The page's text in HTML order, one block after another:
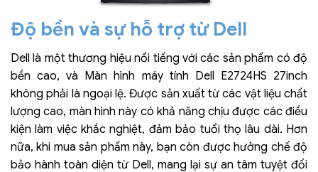
Độ bền và sự hỗ trợ từ Dell
Dell là một thương hiệu nổi tiếng với các sản phẩm có độ
bền cao, và Màn hình máy tính Dell E2724HS 27inch
không phải là ngoại lệ. Được sản xuất từ các vật liệu chất
lượng cao, màn hình này có khả năng chịu được các điều
kiện làm việc khắc nghiệt, đảm bảo tuổi thọ lâu dài. Hơn
nữa, khi mua sản phẩm này, bạn còn được hưởng chế độ
bảo hành toàn diện từ Dell, mang lại sự an tâm tuyệt đối